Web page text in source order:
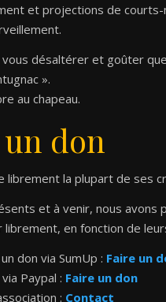
et projections de
désaltérer et goûter
».
au chapeau.
don
librement la plupart de ses
et à venir, nous avons
en fonction de
don via SumUp : Faire un
Paypal : Faire un don
: Contact